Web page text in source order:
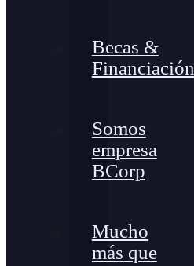
Becas &
Financiación
Somos
empresa
BCorp
Mucho
más que